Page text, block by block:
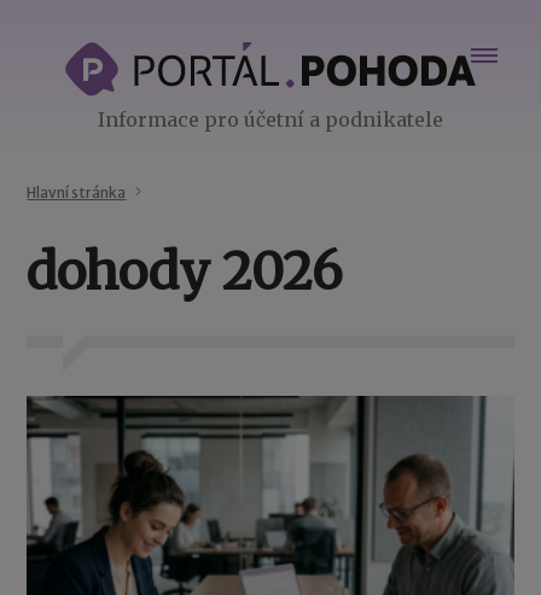
Informace pro účetní a podnikatele
Hlavní stránka
dohody 2026